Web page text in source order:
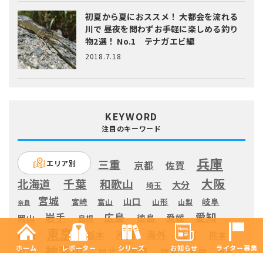
初夏から夏におススメ！ 大都会を流れる
川で 昼夜を問わずお手軽に楽しめる釣り
物2選！ No.1 テナガエビ編
2018.7.18
KEYWORD
注目のキーワード
エリア別 三重 京都 佐賀 兵庫
北海道 千葉 和歌山 埼玉 大分 大阪
奈良 宮城 宮崎 富山 山口 山形 山梨
岐阜
岡山
岩手 島根 広島 徳島 愛媛 愛知
新潟 東京 栃木 沖縄 滋賀
ホーム レポーター シリーズ お知らせ ライター募集